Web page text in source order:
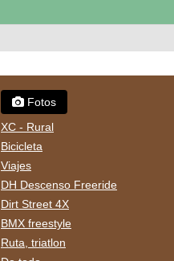
Fotos
XC - Rural
Bicicleta
Viajes
DH Descenso Freeride
Dirt Street 4X
BMX freestyle
Ruta, triatlon